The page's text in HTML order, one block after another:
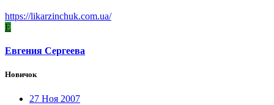
https://likarzinchuk.com.ua/
Е
Евгения Сергеева
Новичок
27 Ноя 2007